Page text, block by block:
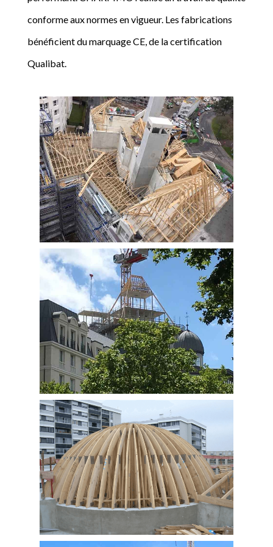
conforme aux normes en vigueur. Les fabrications
bénéficient du marquage CE, de la certification
Qualibat.